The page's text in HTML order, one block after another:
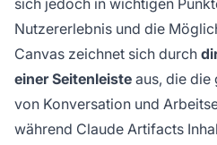
Nutzererlebnis und die
Canvas zeichnet sich durch
einer Seitenleiste aus, die
von Konversation und
während Claude Artifacts